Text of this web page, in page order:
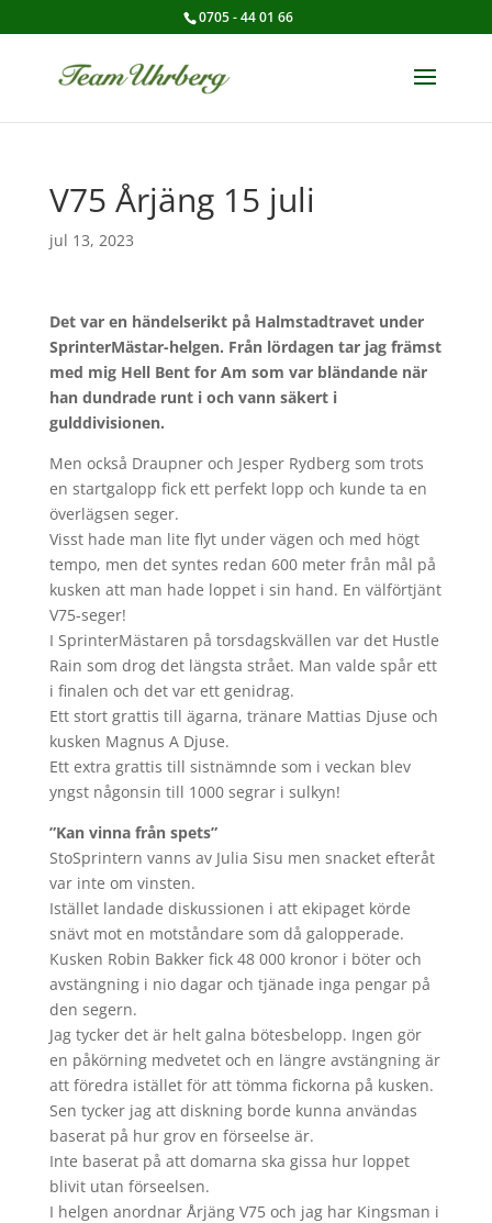
0705 - 44 01 66
V75 Årjäng 15 juli
jul 13, 2023
Det var en händelserikt på Halmstadtravet under
SprinterMästar-helgen. Från lördagen tar jag främst
med mig Hell Bent for Am som var bländande när
han dundrade runt i och vann säkert i
gulddivisionen.
Men också Draupner och Jesper Rydberg som trots
en startgalopp fick ett perfekt lopp och kunde ta en
överlägsen seger.
Visst hade man lite flyt under vägen och med högt
tempo, men det syntes redan 600 meter från mål på
kusken att man hade loppet i sin hand. En välförtjänt
V75-seger!
I SprinterMästaren på torsdagskvällen var det Hustle
Rain som drog det längsta strået. Man valde spår ett
i finalen och det var ett genidrag.
Ett stort grattis till ägarna, tränare Mattias Djuse och
kusken Magnus A Djuse.
Ett extra grattis till sistnämnde som i veckan blev
yngst någonsin till 1000 segrar i sulkyn!
”Kan vinna från spets”
StoSprintern vanns av Julia Sisu men snacket efteråt
var inte om vinsten.
Istället landade diskussionen i att ekipaget körde
snävt mot en motståndare som då galopperade.
Kusken Robin Bakker fick 48 000 kronor i böter och
avstängning i nio dagar och tjänade inga pengar på
den segern.
Jag tycker det är helt galna bötesbelopp. Ingen gör
en påkörning medvetet och en längre avstängning är
att föredra istället för att tömma fickorna på kusken.
Sen tycker jag att diskning borde kunna användas
baserat på hur grov en förseelse är.
Inte baserat på att domarna ska gissa hur loppet
blivit utan förseelsen.
I helgen anordnar Årjäng V75 och jag har Kingsman i